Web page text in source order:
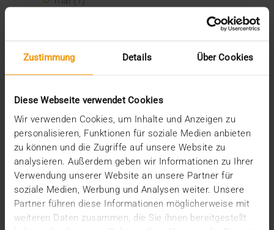
Zustimmung Details Über Cookies
Diese Webseite verwendet Cookies
Wir verwenden Cookies, um Inhalte und Anzeigen zu
personalisieren, Funktionen für soziale Medien anbieten
zu können und die Zugriffe auf unsere Website zu
analysieren. Außerdem geben wir Informationen zu Ihrer
Verwendung unserer Website an unsere Partner für
soziale Medien, Werbung und Analysen weiter. Unsere
Partner führen diese Informationen möglicherweise mit
weiteren Daten zusammen, die Sie ihnen bereitgestellt
novembre (2)
septembre (2)
juillet (2)
mars (1)
février (3)
janvier (1)
2024
décembre (1)
novembre (1)
octobre (2)
août (1)